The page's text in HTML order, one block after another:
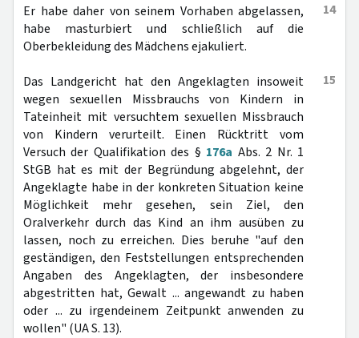
14
Er habe daher von seinem Vorhaben abgelassen,
habe masturbiert und schließlich auf die
Oberbekleidung des Mädchens ejakuliert.
15
Das Landgericht hat den Angeklagten insoweit
wegen sexuellen Missbrauchs von Kindern in
Tateinheit mit versuchtem sexuellen Missbrauch
von Kindern verurteilt. Einen Rücktritt vom
Versuch der Qualifikation des § 176a Abs. 2 Nr. 1
StGB hat es mit der Begründung abgelehnt, der
Angeklagte habe in der konkreten Situation keine
Möglichkeit mehr gesehen, sein Ziel, den
Oralverkehr durch das Kind an ihm ausüben zu
lassen, noch zu erreichen. Dies beruhe "auf den
geständigen, den Feststellungen entsprechenden
Angaben des Angeklagten, der insbesondere
abgestritten hat, Gewalt ... angewandt zu haben
oder ... zu irgendeinem Zeitpunkt anwenden zu
wollen" (UA S. 13).